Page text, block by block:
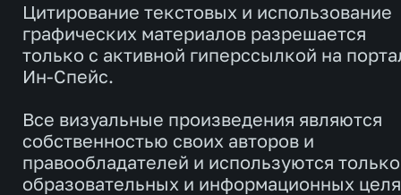
Цитирование текстовых и использование
графических материалов разрешается
только с активной гиперссылкой на
Ин-Спейс.
Все визуальные произведения являются
собственностью своих авторов и
правообладателей и используются
образовательных и информационных